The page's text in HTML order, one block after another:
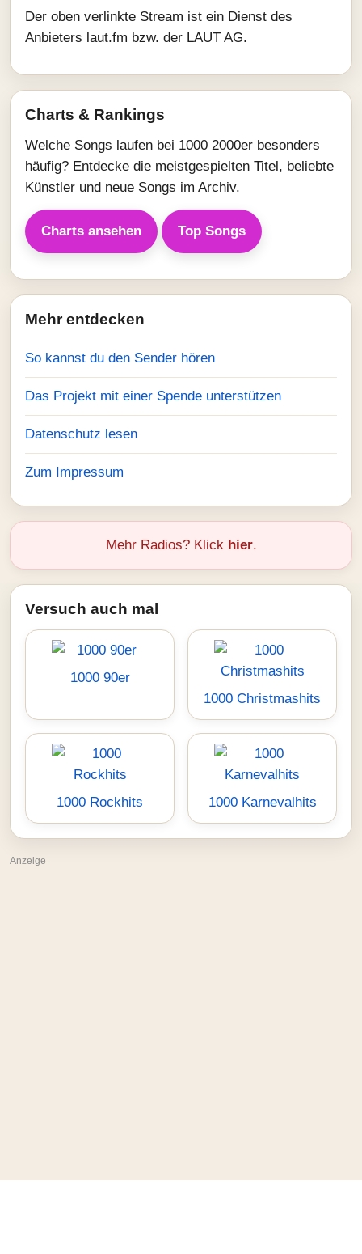
Der oben verlinkte Stream ist ein Dienst des
Anbieters laut.fm bzw. der LAUT AG.
Charts & Rankings
Welche Songs laufen bei 1000 2000er besonders
häufig? Entdecke die meistgespielten Titel, beliebte
Künstler und neue Songs im Archiv.
Charts ansehen Top Songs
Mehr entdecken
So kannst du den Sender hören
Das Projekt mit einer Spende unterstützen
Datenschutz lesen
Zum Impressum
Mehr Radios? Klick hier.
Versuch auch mal
1000 90er
1000 Christmashits
1000 Rockhits 1000 Karnevalhits
Anzeige